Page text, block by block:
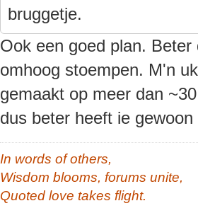
bruggetje.
Ook een goed plan.
omhoog stoempen. M'n
gemaakt op meer dan
dus beter heeft ie
In words of others,
Wisdom blooms, forums unite,
Quoted love takes flight.